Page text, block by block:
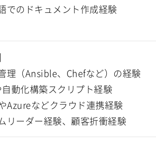
でのドキュメント作成経験
理（Ansible、Chefなど）の経験
動化構築スクリプト経験
Azureなどクラウド連携経験
リーダー経験、顧客折衝経験